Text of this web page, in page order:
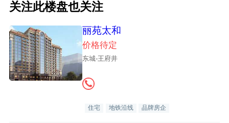
关注此楼盘也关注
丽苑太和
价格待定
东城-王府井
住宅 地铁沿线 品牌房企